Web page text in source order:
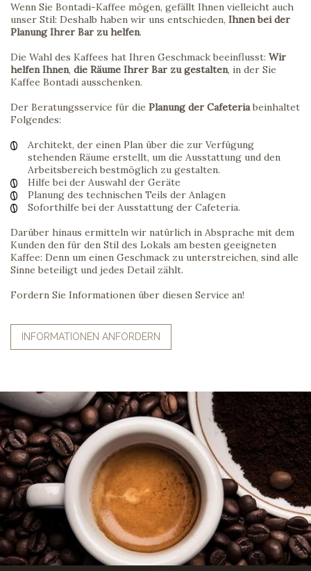
Wenn Sie Bontadi-Kaffee mögen, gefällt Ihnen vielleicht auch
unser Stil: Deshalb haben wir uns entschieden, Ihnen bei der
Planung Ihrer Bar zu helfen.
Die Wahl des Kaffees hat Ihren Geschmack beeinflusst: Wir
helfen Ihnen, die Räume Ihrer Bar zu gestalten, in der Sie
Kaffee Bontadi ausschenken.
Der Beratungsservice für die Planung der Cafeteriabeinhaltet
Folgendes:
Architekt, der einen Plan über die zur Verfügung
stehenden Räume erstellt, um die Ausstattung und den
Arbeitsbereich bestmöglich zu gestalten.
Hilfe bei der Auswahl der Geräte
Planung des technischen Teils der Anlagen
Soforthilfe bei der Ausstattung der Cafeteria.
Darüber hinaus ermitteln wir natürlich in Absprache mit dem
Kunden den für den Stil des Lokals am besten geeigneten
Kaffee: Denn um einen Geschmack zu unterstreichen, sind alle
Sinne beteiligt und jedes Detail zählt.
Fordern Sie Informationen über diesen Service an!
INFORMATIONEN ANFORDERN